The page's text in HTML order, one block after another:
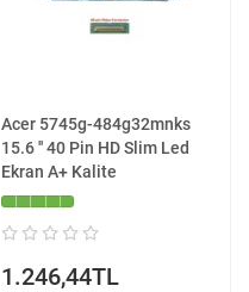
Acer 5745g-484g32mnks
15.6 '' 40 Pin HD Slim Led
Ekran A+ Kalite
1.246,44TL